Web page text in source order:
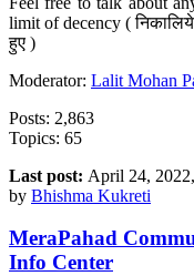
limit of decency (
हुए )
Moderator: Lalit Mohan
Posts: 2,863
Topics: 65
Last post: April 24,
by Bhishma Kukreti
MeraPahad
Info Center